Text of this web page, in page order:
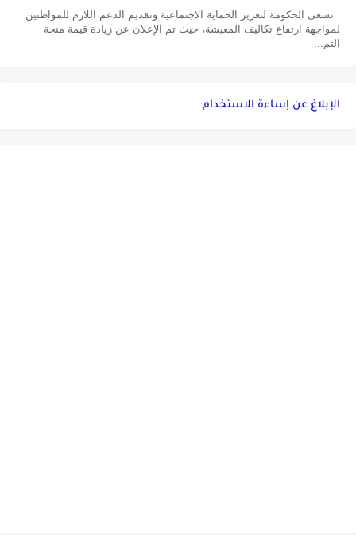
تسعى الحكومة لتعزيز الحماية الاجتماعية وتقديم الدعم اللازم للمواطنين
لمواجهة ارتفاع تكاليف المعيشة، حيث تم الإعلان عن زيادة قيمة منحة
التم...
الإبلاغ عن إساءة الاستخدام